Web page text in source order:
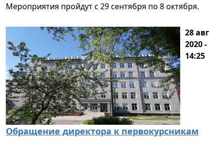
Мероприятия пройдут с 29 сентября по 8 октября.
28 авг
2020 -
14:25
Обращение директора к первокурсникам